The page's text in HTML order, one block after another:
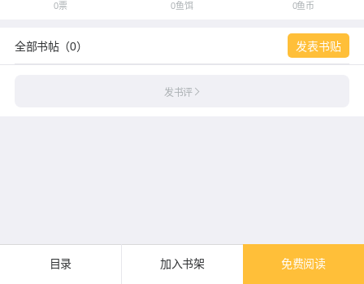
0票 0鱼饵 0鱼币
全部书帖（0） 发表书贴
发书评
目录 加入书架 免费阅读